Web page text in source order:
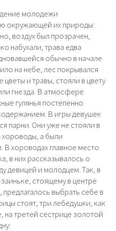
молодежи
окружающей их природы:
воздух был прозрачен,
набухали, трава едва
обычно в начале
на небе, лес покрывался
и травы, стояли в цвету
гнезда. В атмосфере
гулянья постепенно
В игры девушек
парни. Они уже не стояли в
а были
хороводах главное место
в них рассказывалось о
девицей и молодцем. Так, в
стоящему в центре
выбрать себе в
стоят, три лебедушки, как
на третей сестрице золотой